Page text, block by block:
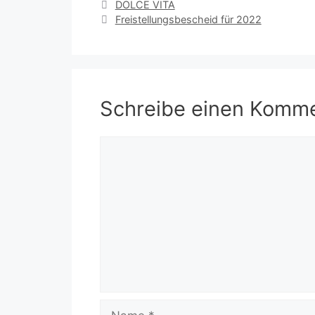
DOLCE VITA
Freistellungsbescheid für 2022
Schreibe einen